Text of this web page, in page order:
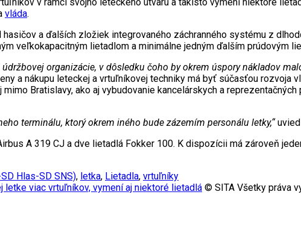
vláda.
a ďalších zložiek integrovaného záchranného systému z
veľkokapacitným lietadlom a minimálne jedným ďalším prúdovým
organizácie, v dôsledku čoho by okrem úspory nákladov
a nákupu leteckej a vrtuľníkovej techniky má byť súčasťou rozvoja
Bratislavy, ako aj vybudovanie kancelárskych a
terminálu, ktorý okrem iného bude zázemím personálu letky,“
A 319 CJ a dve lietadlá Fokker 100. K dispozícii má zároveň
Hlas-SD SNS), letka, Lietadla, vrtuľníky
viac vrtuľníkov, vymení aj niektoré lietadlá © SITA Všetky práva